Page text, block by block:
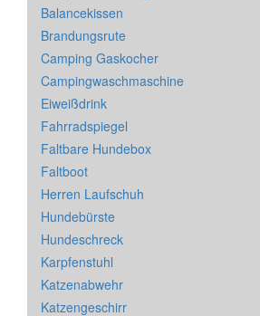
Balancekissen
Brandungsrute
Camping Gaskocher
Campingwaschmaschine
Eiweißdrink
Fahrradspiegel
Faltbare Hundebox
Faltboot
Herren Laufschuh
Hundebürste
Hundeschreck
Karpfenstuhl
Katzenabwehr
Katzengeschirr